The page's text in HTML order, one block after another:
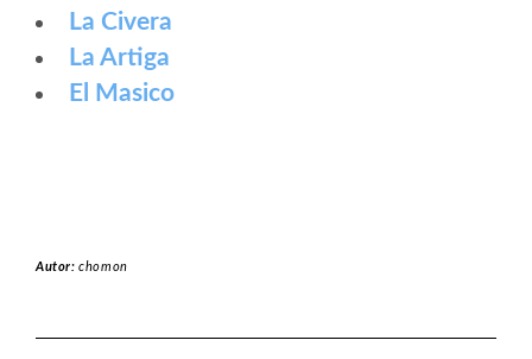
La Civera
La Artiga
El Masico
Autor:chomon